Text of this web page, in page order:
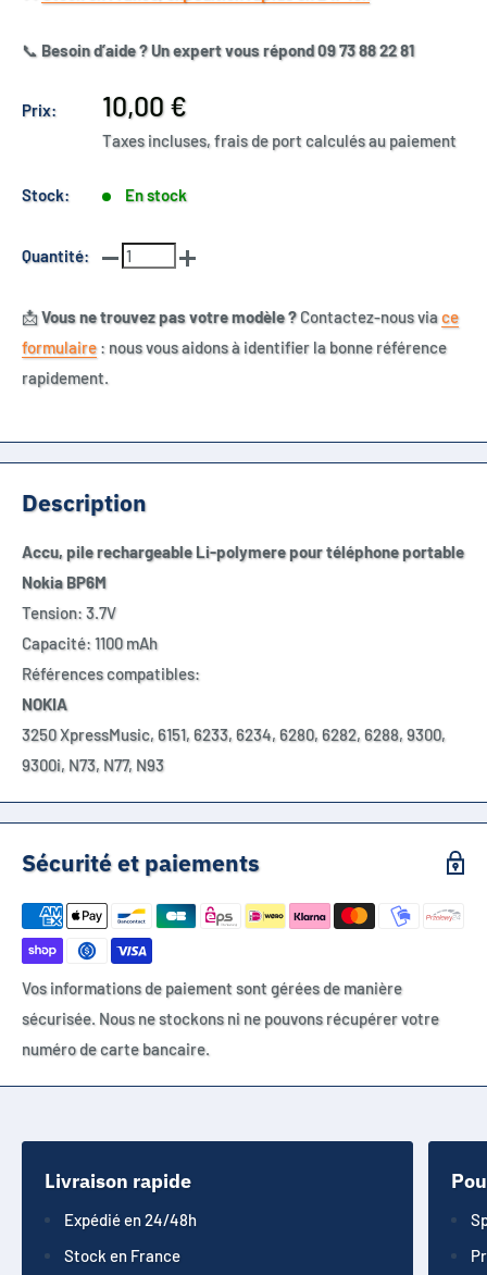
📞 Besoin d’aide ? Un expert vous répond 09 73 88 22 81
Prix:
Prix
réduit
10,00 €
Taxes incluses, frais de port calculés au paiement
Stock: En stock
Quantité:
📩Vous ne trouvez pas votre modèle ?Contactez-nous viace
formulaire : nous vous aidons à identifier la bonne référence
rapidement.
Description
Accu, pile rechargeable Li-polymere pour téléphone portable
Nokia BP6M
Tension: 3.7V
Capacité: 1100 mAh
Références compatibles:
NOKIA
3250 XpressMusic, 6151, 6233, 6234, 6280, 6282, 6288, 9300,
9300i, N73, N77, N93
Sécurité et paiements
Vos informations de paiement sont gérées de manière
sécurisée. Nous ne stockons ni ne pouvons récupérer votre
numéro de carte bancaire.
Livraison rapide
Expédié en 24/48h
Stock en France